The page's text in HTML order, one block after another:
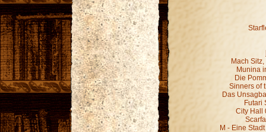
Mach
Munina
Die
Sinners of
Das
Futari
City Hall
M - Eine